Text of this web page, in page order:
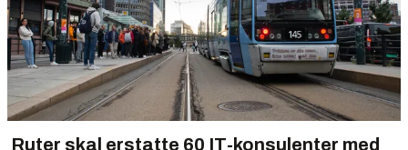
Ruter skal erstatte 60 IT-konsulenter med